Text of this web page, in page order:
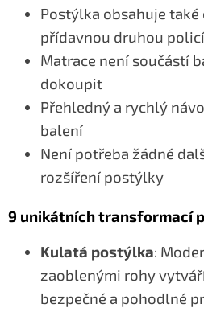
Postýlka obsahuje
přídavnou druhou policí
Matrace není součástí
dokoupit
Přehledný a rychlý
balení
Není potřeba žádné
rozšíření postýlky
9 unikátních transformací
Kulatá postýlka:
zaoblenými rohy
bezpečné a pohodlné